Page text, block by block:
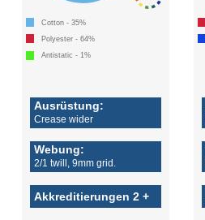
Cotton - 35%
Polyester - 64%
Antistatic - 1%
Ausrüstung:
Crease wider
Webung:
2/1 twill, 9mm grid.
Akkreditierungen 2 +